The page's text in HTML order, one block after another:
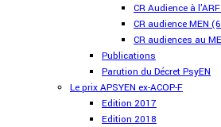
CR Audience à
CR audience MEN
CR audiences au
Publications
Parution du Décret PsyEN
Le prix APSYEN ex-ACOP-F
Edition 2017
Edition 2018